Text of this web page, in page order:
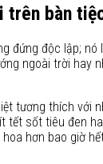
trên bàn
đứng độc lập; nó
ngoài trời hay
tương thích với
tết sốt tiêu đen
hơn bao giờ